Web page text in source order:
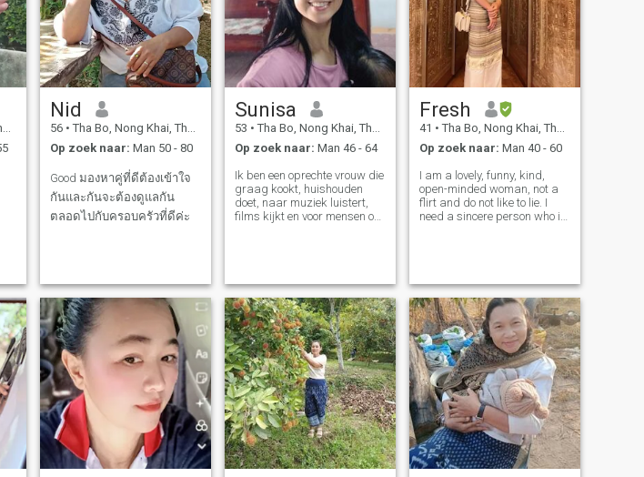
Nid
56 • Tha Bo, Nong Khai, Thailand
Op zoek naar: Man 50 - 80
Good มองหาคู่ที่ดีต้องเข้าใจ
กันและกันจะต้องดูแลกัน
ตลอดไปกับครอบครัวที่ดีค่ะ
Sunisa
53 • Tha Bo, Nong Khai, Thailand
Op zoek naar: Man 46 - 64
Ik ben een oprechte vrouw die
graag kookt, huishouden
doet, naar muziek luistert,
films kijkt en voor mensen om
Fresh
41 • Tha Bo, Nong Khai, Thailand
Op zoek naar: Man 40 - 60
I am a lovely, funny, kind,
open-minded woman, not a
flirt and do not like to lie. I
need a sincere person who is